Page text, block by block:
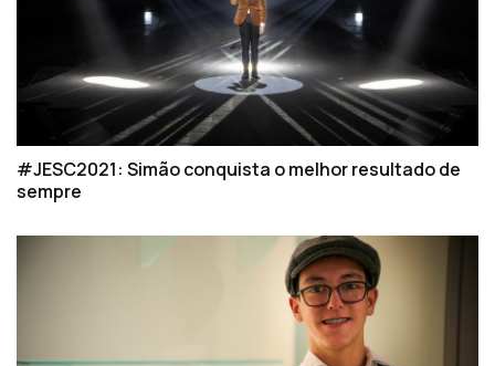
#JESC2021: Simão conquista o melhor resultado de
sempre